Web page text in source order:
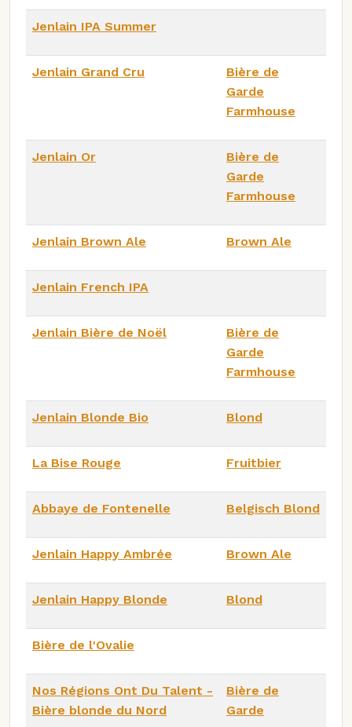
Jenlain IPA Summer
Jenlain Grand Cru
Bière de
Garde
Farmhouse
Jenlain Or
Bière de
Garde
Farmhouse
Jenlain Brown Ale Brown Ale
Jenlain French IPA
Jenlain Bière de Noël
Bière de
Garde
Farmhouse
Jenlain Blonde Bio Blond
La Bise Rouge Fruitbier
Abbaye de Fontenelle Belgisch Blond
Jenlain Happy Ambrée Brown Ale
Jenlain Happy Blonde Blond
Bière de l'Ovalie
Nos Régions Ont Du Talent -
Bière blonde du Nord
Bière de
Garde